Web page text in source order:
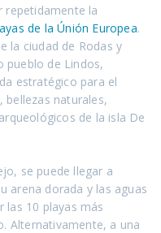
repetidamente la
de la Únión Europea.
la ciudad de Rodas y
pueblo de Lindos,
estratégico para el
bellezas naturales,
de la isla De
se puede llegar a
arena dorada y las aguas
las 10 playas más
Alternativamente, a una